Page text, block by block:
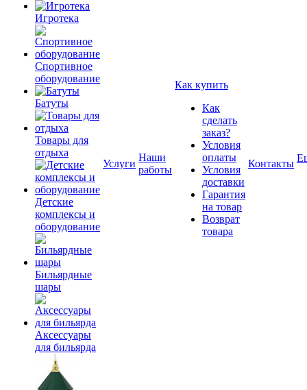
Игротека
Спортивное
оборудование
Батуты
Товары для
отдыха
Детские
комплексы и
оборудование
Бильярдные
шары
Аксессуары
для бильярда
Услуги
Наши
работы
Как купить
Как
сделать
заказ?
Условия
оплаты
Условия
доставки
Гарантия
на товар
Возврат
товара
Контакты